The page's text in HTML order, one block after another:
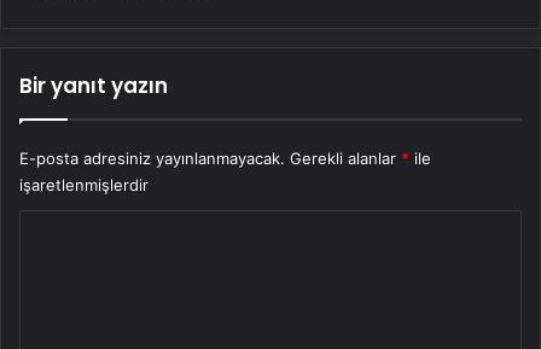
Bir yanıt yazın
E-posta adresiniz yayınlanmayacak. Gerekli alanlar * ile
işaretlenmişlerdir